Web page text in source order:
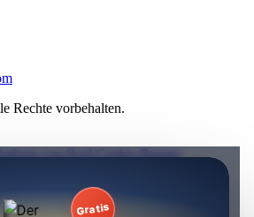
Rechte vorbehalten.
Gratis
von Real Cookie Banner